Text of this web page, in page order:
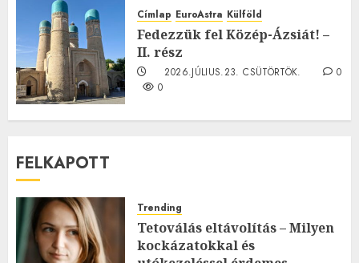
2026.JÚLIUS.23. CSÜTÖRTÖK.
0
Címlap EuroAstra Külföld
Fedezzük fel Közép-Ázsiát! –
II. rész
2026.JÚLIUS.23. CSÜTÖRTÖK.
0
0
FELKAPOTT
Trending
Tetoválás eltávolítás – Milyen
kockázatokkal és